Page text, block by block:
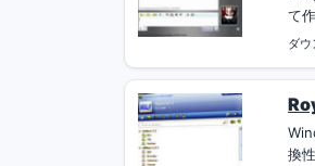
て
ダ
換